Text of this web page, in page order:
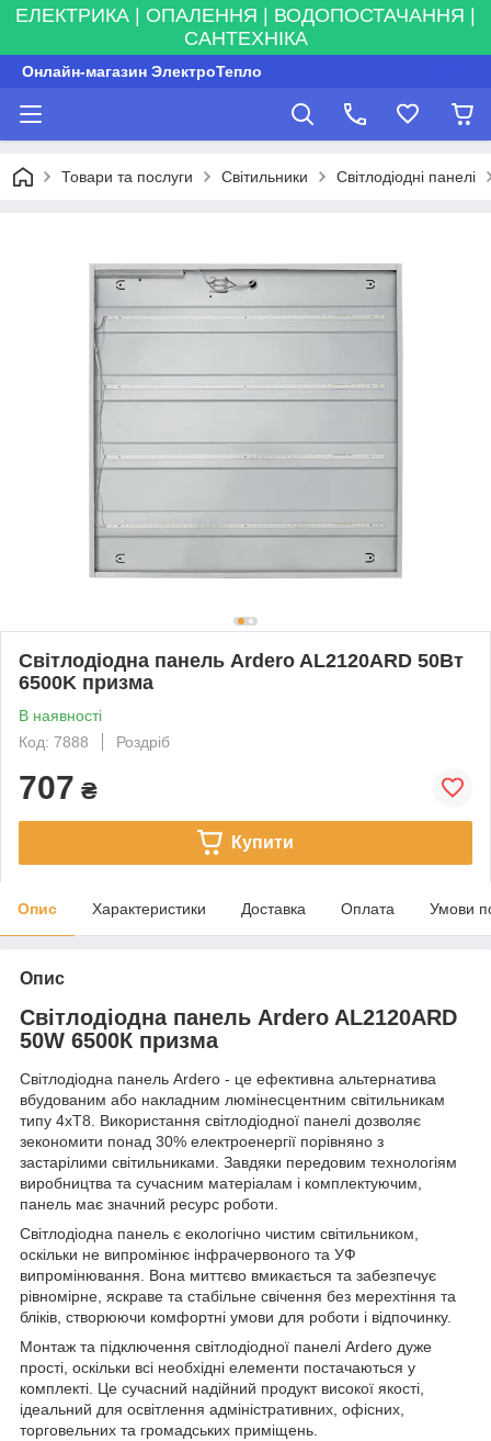
ЕЛЕКТРИКА | ОПАЛЕННЯ | ВОДОПОСТАЧАННЯ |
САНТЕХНІКА
Онлайн-магазин ЭлектроТепло
Товари та послуги Світильники Світлодіодні панелі
Світлодіодна панель Ardero AL2120ARD 50Вт
6500K призма
В наявності
Код: 7888
Роздріб
707 ₴
Купити
Опис Характеристики Доставка Оплата Умови
Опис
Світлодіодна панель Ardero AL2120ARD
50W 6500К призма
Світлодіодна панель Ardero - це ефективна альтернатива
вбудованим або накладним люмінесцентним світильникам
типу 4хТ8. Використання світлодіодної панелі дозволяє
зекономити понад 30% електроенергії порівняно з
застарілими світильниками. Завдяки передовим технологіям
виробництва та сучасним матеріалам і комплектуючим,
панель має значний ресурс роботи.
Світлодіодна панель є екологічно чистим світильником,
оскільки не випромінює інфрачервоного та УФ
випромінювання. Вона миттєво вмикається та забезпечує
рівномірне, яскраве та стабільне свічення без мерехтіння та
бліків, створюючи комфортні умови для роботи і відпочинку.
Монтаж та підключення світлодіодної панелі Ardero дуже
прості, оскільки всі необхідні елементи постачаються у
комплекті. Це сучасний надійний продукт високої якості,
ідеальний для освітлення адміністративних, офісних,
торговельних та громадських приміщень.